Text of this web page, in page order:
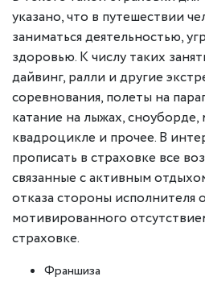
указано, что в путешествии
заниматься деятельностью,
здоровью. К числу таких
дайвинг, ралли и другие
соревнования, полеты на
катание на лыжах,
квадроцикле и прочее. В
прописать в страховке все
связанные с активным
отказа стороны исполнителя
мотивированного
страховке.
Франшиза